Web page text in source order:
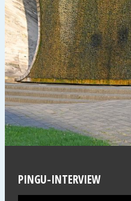
PINGU-INTERVIEW